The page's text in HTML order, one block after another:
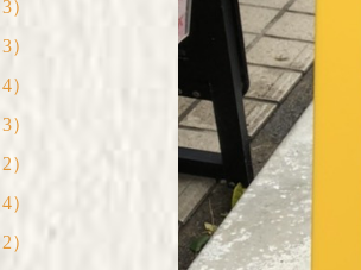
）
）
）
）
）
）
）